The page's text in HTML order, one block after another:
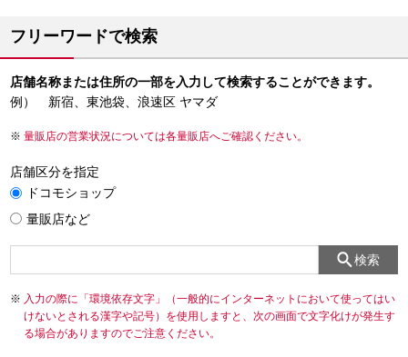
フリーワードで検索
店舗名称または住所の一部を入力して検索することができます。
例） 新宿、東池袋、浪速区 ヤマダ
量販店の営業状況については各量販店へご確認ください。
店舗区分を指定
ドコモショップ
量販店など
検索
入力の際に「環境依存文字」（一般的にインターネットにおいて使ってはい
けないとされる漢字や記号）を使用しますと、次の画面で文字化けが発生す
る場合がありますのでご注意ください。